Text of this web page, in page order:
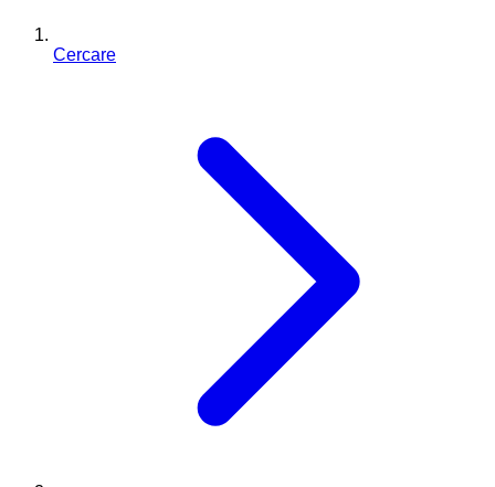
Cercare